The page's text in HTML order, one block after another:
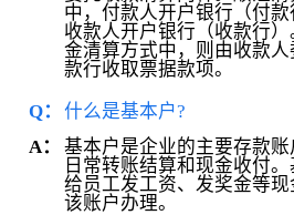
中，付款人开户银行（付
收款人开户银行（收款行
金清算方式中，则由收款
款行收取票据款项。
Q： 什么是基本户?
A：
基本户是企业的主要存款
日常转账结算和现金收付。
给员工发工资、发奖金等
该账户办理。